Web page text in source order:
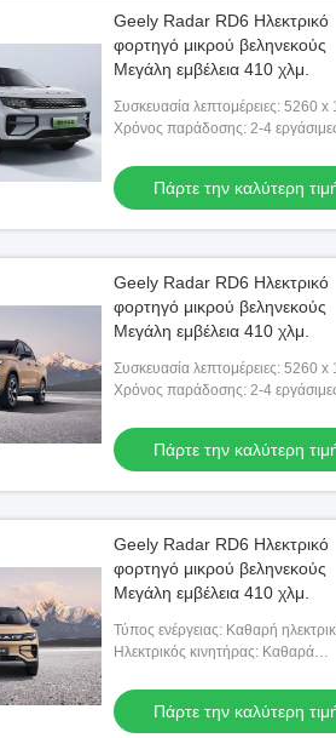
Geely Radar RD6 Ηλεκτρικό
φορτηγό μικρού βεληνεκούς
Μεγάλη εμβέλεια 410 χλμ.
Συσκευασία λεπτομέρειες: 5260 x
1880
Χρόνος παράδοσης: 2-4
Πάρτε την καλύτερη
Geely Radar RD6 Ηλεκτρικό
φορτηγό μικρού βεληνεκούς
Μεγάλη εμβέλεια 410 χλμ.
Συσκευασία λεπτομέρειες: 5260 x
1880
Χρόνος παράδοσης: 2-4
Πάρτε την καλύτερη
Geely Radar RD6 Ηλεκτρικό
φορτηγό μικρού βεληνεκούς
Μεγάλη εμβέλεια 410 χλμ.
Τύπος ενέργειας: Καθαρή
Ηλεκτρικός κινητήρας: Καθαρά
Πάρτε την καλύτερη